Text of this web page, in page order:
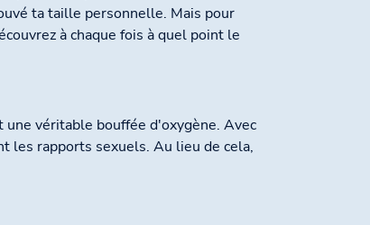
ta taille personnelle. Mais pour
à chaque fois à quel point le
véritable bouffée d'oxygène. Avec
les rapports sexuels. Au lieu de cela,